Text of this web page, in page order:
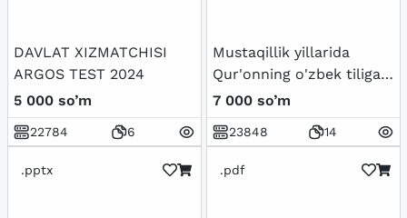
DAVLAT XIZMATCHISI
ARGOS TEST 2024
5 000 so’m
22784 6
Mustaqillik yillarida
Qur'onning o'zbek tiliga
tarjima qilinishi va
tafsirlari haqida
7 000 so’m
23848 14
.pptx .pdf